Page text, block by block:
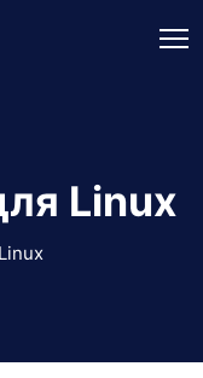
Linux